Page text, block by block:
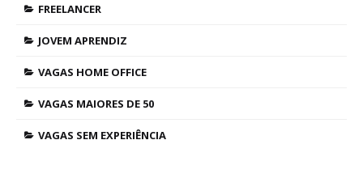
FREELANCER
JOVEM APRENDIZ
VAGAS HOME OFFICE
VAGAS MAIORES DE 50
VAGAS SEM EXPERIÊNCIA